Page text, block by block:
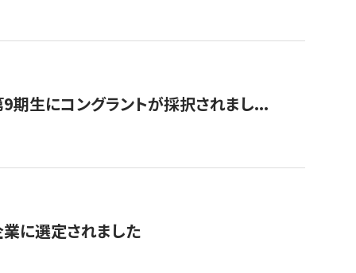
9期生にコングラントが採択されまし...
に選定されました